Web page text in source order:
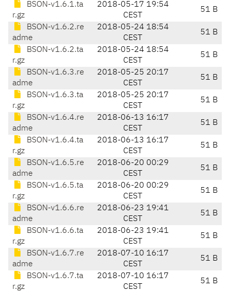
BSON-v1.6.1.ta
r.gz
2018-05-17 19:54
CEST
51 B
BSON-v1.6.2.re
adme
2018-05-24 18:54
CEST
51 B
BSON-v1.6.2.ta
r.gz
2018-05-24 18:54
CEST
51 B
BSON-v1.6.3.re
adme
2018-05-25 20:17
CEST
51 B
BSON-v1.6.3.ta
r.gz
2018-05-25 20:17
CEST
51 B
BSON-v1.6.4.re
adme
2018-06-13 16:17
CEST
51 B
BSON-v1.6.4.ta
r.gz
2018-06-13 16:17
CEST
51 B
BSON-v1.6.5.re
adme
2018-06-20 00:29
CEST
51 B
BSON-v1.6.5.ta
r.gz
2018-06-20 00:29
CEST
51 B
BSON-v1.6.6.re
adme
2018-06-23 19:41
CEST
51 B
BSON-v1.6.6.ta
r.gz
2018-06-23 19:41
CEST
51 B
BSON-v1.6.7.re
adme
2018-07-10 16:17
CEST
51 B
BSON-v1.6.7.ta
r.gz
2018-07-10 16:17
CEST
51 B